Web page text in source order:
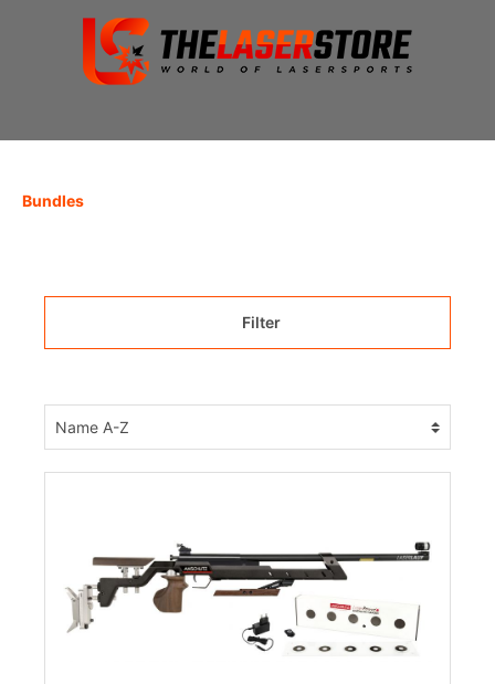
Bundles
Filter